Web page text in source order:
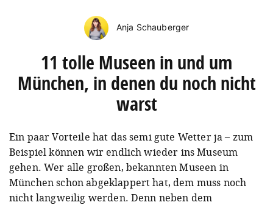
Anja Schauberger
11 tolle Museen in und um
München, in denen du noch nicht
warst
Ein paar Vorteile hat das semi gute Wetter ja – zum
Beispiel können wir endlich wieder ins Museum
gehen. Wer alle großen, bekannten Museen in
München schon abgeklappert hat, dem muss noch
nicht langweilig werden. Denn neben dem